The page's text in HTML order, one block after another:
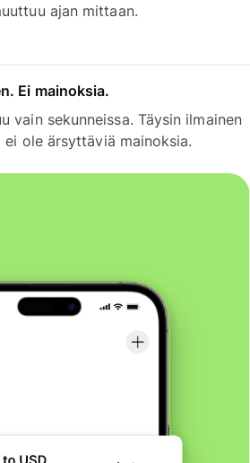
ajan mittaan.
Ei mainoksia.
vain sekunneissa. Täysin ilmainen
ei ole ärsyttäviä mainoksia.